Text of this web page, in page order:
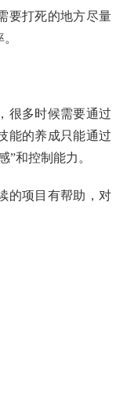
要打死的地方尽量
很多时候需要通过
能的养成只能通过
”和控制能力。
的项目有帮助，对